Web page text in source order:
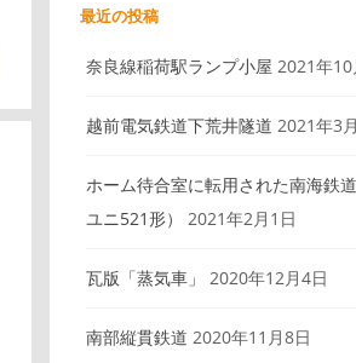
最近の投稿
奈良線稲荷駅ランプ小屋 2021年10
越前電気鉄道下荒井隧道 2021年3
ホーム待合室に転用された南海鉄
ユニ521形）
2021年2月1日
瓦版「蒸気車」 2020年12月4日
南部縦貫鉄道 2020年11月8日